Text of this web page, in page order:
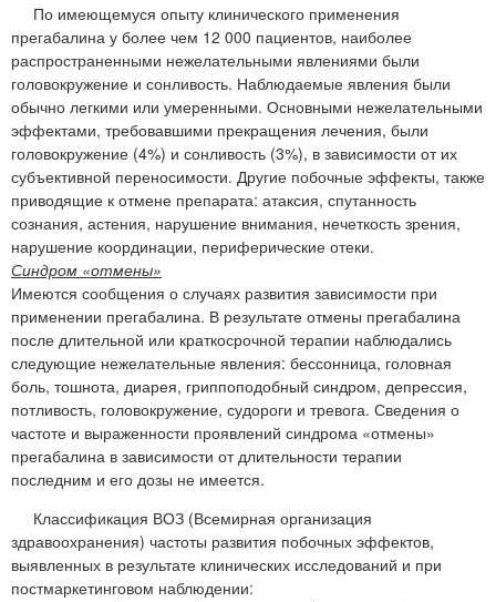
По имеющемуся опыту клинического применения
прегабалина у более чем 12 000 пациентов, наиболее
распространенными нежелательными явлениями были
головокружение и сонливость. Наблюдаемые явления были
обычно легкими или умеренными. Основными нежелательными
эффектами, требовавшими прекращения лечения, были
головокружение (4%) и сонливость (3%), в зависимости от их
субъективной переносимости. Другие побочные эффекты, также
приводящие к отмене препарата: атаксия, спутанность
сознания, астения, нарушение внимания, нечеткость зрения,
нарушение координации, периферические отеки.
Синдром «отмены»
Имеются сообщения о случаях развития зависимости при
применении прегабалина. В результате отмены прегабалина
после длительной или краткосрочной терапии наблюдались
следующие нежелательные явления: бессонница, головная
боль, тошнота, диарея, гриппоподобный синдром, депрессия,
потливость, головокружение, судороги и тревога. Сведения о
частоте и выраженности проявлений синдрома «отмены»
прегабалина в зависимости от длительности терапии
последним и его дозы не имеется.
Классификация ВОЗ (Всемирная организация
здравоохранения) частоты развития побочных эффектов,
выявленных в результате клинических исследований и при
постмаркетинговом наблюдении: